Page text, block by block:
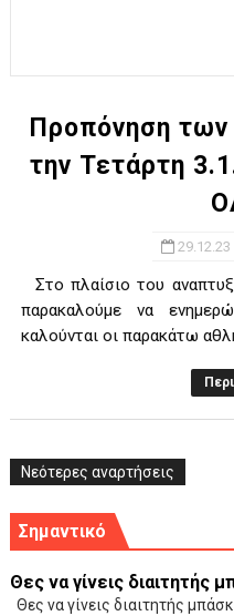
Προπόνηση
την Τετάρτη
29.12.23
Στο πλαίσιο του
παρακαλούμε να
καλούνται οι παρακάτω
Νεότερες αναρτήσεις
Σημαντικό
Θες να γίνεις διαιτητής
Θες να γίνεις διαιτητής